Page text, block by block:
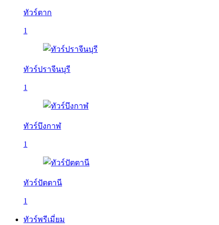
ทัวร์ตาก
1
ทัวร์ปราจีนบุรี
1
ทัวร์บึงกาฬ
1
ทัวร์ปัตตานี
1
ทัวร์พรีเมี่ยม